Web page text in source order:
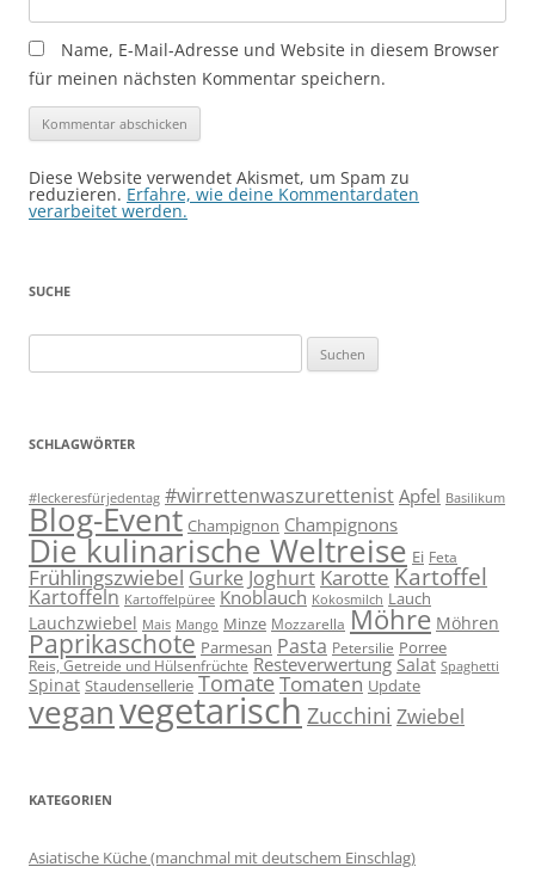
Name, E-Mail-Adresse und Website in diesem Browser
für meinen nächsten Kommentar speichern.
Diese Website verwendet Akismet, um Spam zu
reduzieren. Erfahre, wie deine Kommentardaten
verarbeitet werden.
SUCHE
nach:
SCHLAGWÖRTER
#leckeresfürjedentag #wirrettenwaszurettenist Apfel Basilikum
Blog-Event Champignon Champignons
Die kulinarische Weltreise Ei Feta
Frühlingszwiebel Gurke Joghurt Karotte Kartoffel
Kartoffeln Kartoffelpüree Knoblauch Kokosmilch Lauch
Lauchzwiebel Mais Mango Minze Mozzarella Möhre Möhren
Paprikaschote Parmesan Pasta Petersilie Porree
Reis, Getreide und Hülsenfrüchte Resteverwertung Salat Spaghetti
Spinat Staudensellerie TomateTomaten Update
veganvegetarischZucchini Zwiebel
KATEGORIEN
Asiatische Küche (manchmal mit deutschem Einschlag)